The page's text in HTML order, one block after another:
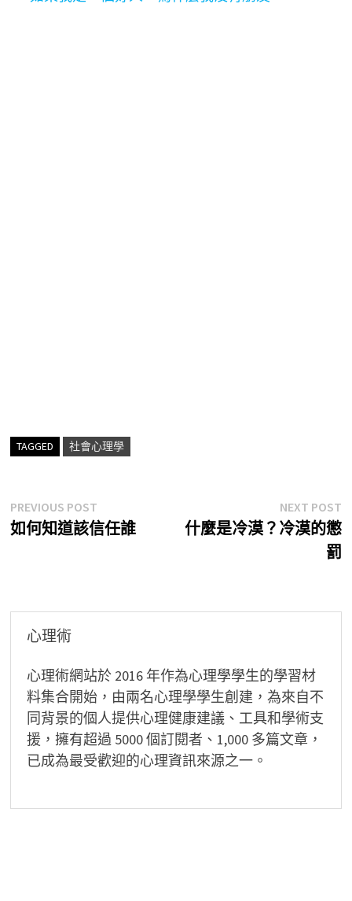
TAGGED 社會心理學
文
章
PREVIOUS POSTPrevious
post:
如何知道該信任誰
NEXT POST
什麼是冷漠？冷漠的懲
罰
心理術
心理術網站於 2016 年作為心理學學生的學習材
料集合開始，由兩名心理學學生創建，為來自不
同背景的個人提供心理健康建議、工具和學術支
援，擁有超過 5000 個訂閱者、1,000 多篇文章，
已成為最受歡迎的心理資訊來源之一。